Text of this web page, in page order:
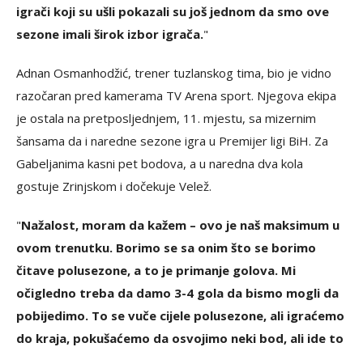
igrači koji su ušli pokazali su još jednom da smo ove
sezone imali širok izbor igrača."
Adnan Osmanhodžić, trener tuzlanskog tima, bio je vidno
razočaran pred kamerama TV Arena sport. Njegova ekipa
je ostala na pretposljednjem, 11. mjestu, sa mizernim
šansama da i naredne sezone igra u Premijer ligi BiH. Za
Gabeljanima kasni pet bodova, a u naredna dva kola
gostuje Zrinjskom i dočekuje Velež.
"Nažalost, moram da kažem – ovo je naš maksimum u
ovom trenutku. Borimo se sa onim što se borimo
čitave polusezone, a to je primanje golova. Mi
očigledno treba da damo 3-4 gola da bismo mogli da
pobijedimo. To se vuče cijele polusezone, ali igraćemo
do kraja, pokušaćemo da osvojimo neki bod, ali ide to